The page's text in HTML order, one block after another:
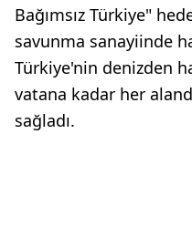
Bağımsız Türkiye"
savunma sanayiinde
Türkiye'nin denizden
vatana kadar her
sağladı.